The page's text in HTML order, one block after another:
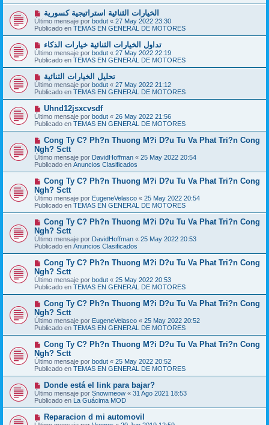
a
em
e
n
s
a
j
e
N
u
e
v
m
e
n
s
a
j
e
الخيارات الثنائية استراتيجية كسورية
Último mensaje por bodut « 27 May 2022 23:30
Publicado en TEMAS EN GENERAL DE MOTORES
N
u
e
v
m
e
n
s
a
j
e
تداول الخيارات الثنائية خيارات الذكاء
Último mensaje por bodut « 27 May 2022 22:19
Publicado en TEMAS EN GENERAL DE MOTORES
N
u
e
v
o
m
e
n
s
a
j
e
تحليل الخيارات الثنائية
Último mensaje por bodut « 27 May 2022 21:12
Publicado en TEMAS EN GENERAL DE MOTORES
N
u
e
v
m
e
n
s
a
Uhnd12jsxcvsdf
Último mensaje por bodut « 26 May 2022 21:56
Publicado en TEMAS EN GENERAL DE MOTORES
N
e
v
o
m
e
n
s
a
e
Cong Ty C? Ph?n Thuong M?i D?u Tu Va Phat Tri?n Cong
Ngh? Sctt
Último mensaje por DavidHoffman « 25 May 2022 20:54
Publicado en Anuncios Clasificados
N
e
v
o
m
e
n
s
a
e
Cong Ty C? Ph?n Thuong M?i D?u Tu Va Phat Tri?n Cong
Ngh? Sctt
Último mensaje por EugeneVelasco « 25 May 2022 20:54
Publicado en TEMAS EN GENERAL DE MOTORES
N
e
v
o
m
e
n
s
a
e
Cong Ty C? Ph?n Thuong M?i D?u Tu Va Phat Tri?n Cong
Ngh? Sctt
Último mensaje por DavidHoffman « 25 May 2022 20:53
Publicado en Anuncios Clasificados
N
e
v
o
m
e
n
s
a
e
Cong Ty C? Ph?n Thuong M?i D?u Tu Va Phat Tri?n Cong
Ngh? Sctt
Último mensaje por bodut « 25 May 2022 20:53
Publicado en TEMAS EN GENERAL DE MOTORES
N
e
v
o
m
e
n
s
a
e
Cong Ty C? Ph?n Thuong M?i D?u Tu Va Phat Tri?n Cong
Ngh? Sctt
Último mensaje por EugeneVelasco « 25 May 2022 20:52
Publicado en TEMAS EN GENERAL DE MOTORES
N
e
v
o
m
n
s
a
e
Cong Ty C? Ph?n Thuong M?i D?u Tu Va Phat Tri?n Cong
Ngh? Sctt
Último mensaje por bodut « 25 May 2022 20:52
Publicado en TEMAS EN GENERAL DE MOTORES
N
u
e
v
o
m
Donde está el link para bajar?
Último mensaje por Snowmeow « 31 Ago 2021 18:53
Publicado en La Guácima MOD
N
u
Reparacion d mi automovil